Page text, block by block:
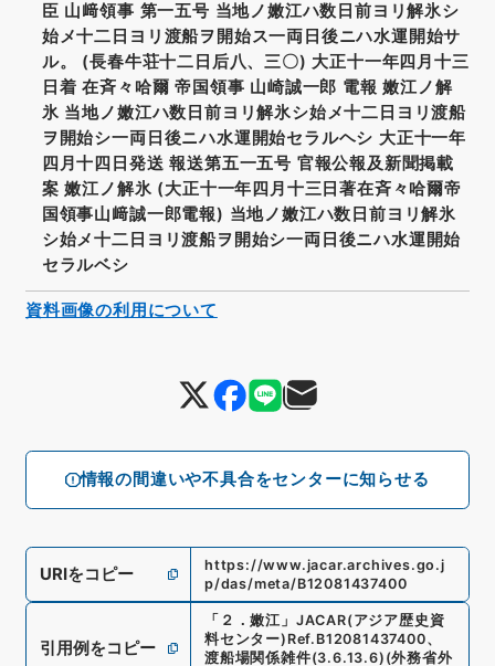
情報の間違いや不具合をセンターに知らせる
臣 山﨑領事 第一五号 当地ノ嫩江ハ数日前ヨリ解氷シ
始メ十二日ヨリ渡船ヲ開始ス一両日後ニハ水運開始サ
ル。 (長春牛荘十二日后八、三〇) 大正十一年四月十三
日着 在斉々哈爾 帝国領事 山崎誠一郎 電報 嫩江ノ解
氷 当地ノ嫩江ハ数日前ヨリ解氷シ始メ十二日ヨリ渡船
ヲ開始シ一両日後ニハ水運開始セラルヘシ 大正十一年
四月十四日発送 報送第五一五号 官報公報及新聞掲載
案 嫩江ノ解氷 (大正十一年四月十三日著在斉々哈爾帝
国領事山﨑誠一郎電報) 当地ノ嫩江ハ数日前ヨリ解氷
シ始メ十二日ヨリ渡船ヲ開始シ一両日後ニハ水運開始
セラルベシ
URIをコピー
https://www.jacar.archives.go.j
p/das/meta/B12081437400
引用例をコピー
「 ２．嫩江 」 JACAR(アジア歴史資
料センター) Ref. B12081437400、
渡船場関係雑件(3.6.13.6) (外務省外
資料画像の利用について